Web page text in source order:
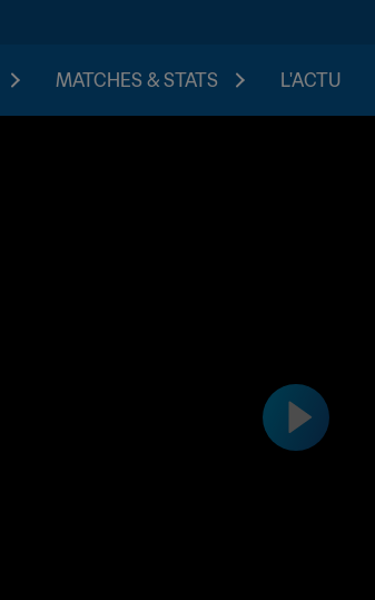
MATCHES & STATS L'ACTU